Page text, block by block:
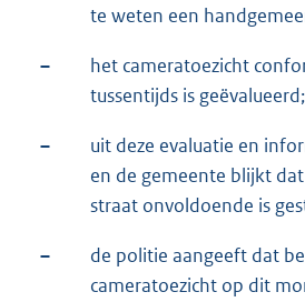
te weten een
–
het cameratoezicht
tussentijds is geëvalueerd;
–
uit deze evaluatie en
en de gemeente blijkt
straat onvoldoende is
–
de politie aangeeft dat
cameratoezicht op dit